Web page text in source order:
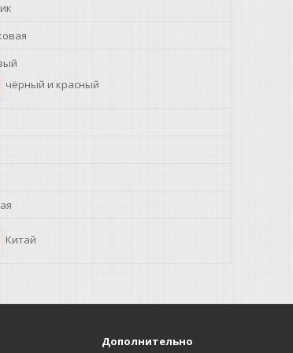
чёрный и красный
Китай
Дополнительно